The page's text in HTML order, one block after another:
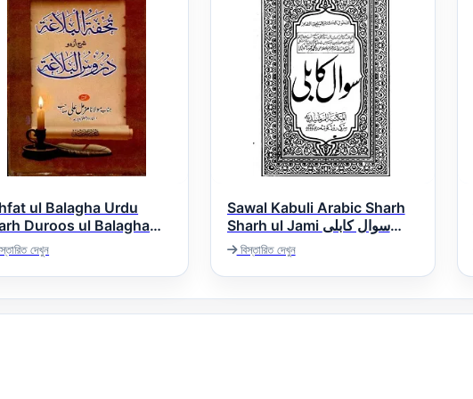
ul Balagha Urdu
Duroos ul Balagha
تحفۃ البلاغۃ اردو شرح
দেখুন
Sawal Kabuli Arabic Sharh
Sharh ul Jami سوال کابلی
عربى شرح شرح ملا جامى
বিস্তারিত দেখুন